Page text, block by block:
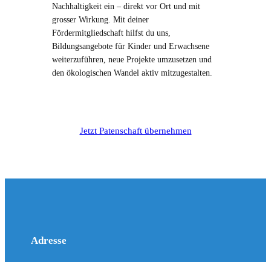
Nachhaltigkeit ein – direkt vor Ort und mit
grosser Wirkung. Mit deiner
Fördermitgliedschaft hilfst du uns,
Bildungsangebote für Kinder und Erwachsene
weiterzuführen, neue Projekte umzusetzen und
den ökologischen Wandel aktiv mitzugestalten.
Jetzt Patenschaft übernehmen
Adresse